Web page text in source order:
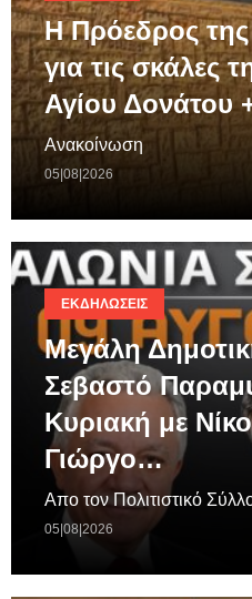
Η Πρόεδρος
για τις σκάλες
Αγίου Δονάτου
Ανακοίνωση
05|08|2026
ΕΚΔΗΛΏΣΕΙΣ
Μεγάλη
Σεβαστό
Κυριακή με
Γιώργο…
Απο τον Πολιτιστικό
05|08|2026